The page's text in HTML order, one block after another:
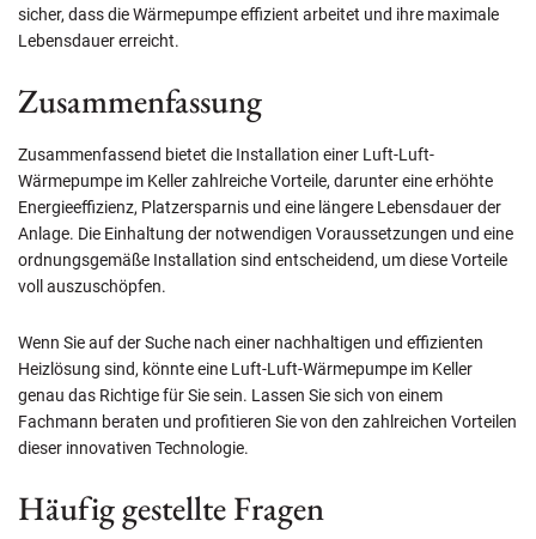
sicher, dass die Wärmepumpe effizient arbeitet und ihre maximale
Lebensdauer erreicht.
Zusammenfassung
Zusammenfassend bietet die Installation einer Luft-Luft-
Wärmepumpe im Keller zahlreiche Vorteile, darunter eine erhöhte
Energieeffizienz, Platzersparnis und eine längere Lebensdauer der
Anlage. Die Einhaltung der notwendigen Voraussetzungen und eine
ordnungsgemäße Installation sind entscheidend, um diese Vorteile
voll auszuschöpfen.
Wenn Sie auf der Suche nach einer nachhaltigen und effizienten
Heizlösung sind, könnte eine Luft-Luft-Wärmepumpe im Keller
genau das Richtige für Sie sein. Lassen Sie sich von einem
Fachmann beraten und profitieren Sie von den zahlreichen Vorteilen
dieser innovativen Technologie.
Häufig gestellte Fragen